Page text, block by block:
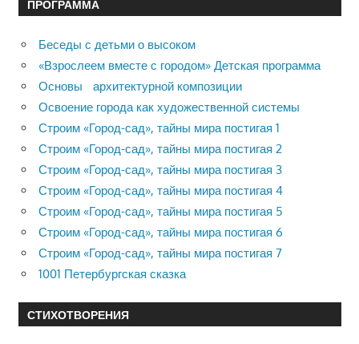
ПРОГРАММА
Беседы с детьми о высоком
«Взрослеем вместе с городом» Детская программа
Основы архитектурной композиции
Освоение города как художественной системы
Строим «Город-сад», тайны мира постигая 1
Строим «Город-сад», тайны мира постигая 2
Строим «Город-сад», тайны мира постигая 3
Строим «Город-сад», тайны мира постигая 4
Строим «Город-сад», тайны мира постигая 5
Строим «Город-сад», тайны мира постигая 6
Строим «Город-сад», тайны мира постигая 7
1001 Петербургская сказка
СТИХОТВОРЕНИЯ